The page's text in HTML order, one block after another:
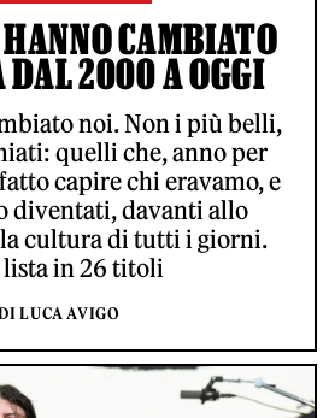
CAMBIATO
DAL 2000 A OGGI
noi. Non i più belli,
quelli che, anno per
capire chi eravamo, e
diventati, davanti allo
cultura di tutti i giorni.
lista in 26 titoli
LUCA AVIGO